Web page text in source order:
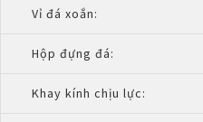
Vỉ đá xoắn:
Hộp đựng đá:
Khay kính chịu lực: